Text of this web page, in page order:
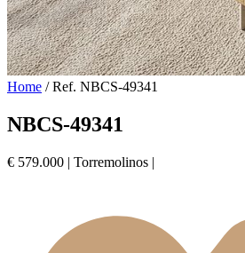
Home / Ref. NBCS-49341
NBCS-49341
€ 579.000 | Torremolinos |